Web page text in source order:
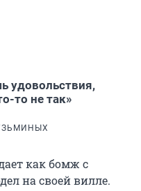
удовольствия,
то не так»
как бомж с
на своей вилле.